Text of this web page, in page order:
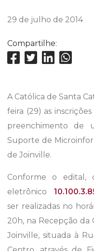
29 de julho de 2014
Compartilhe:
A Católica de Santa
feira (29) as
preenchimento de
Suporte de
de Joinville.
Conforme o edital,
eletrônico
ser realizadas no
20h, na Recepção da
Joinville, situada à